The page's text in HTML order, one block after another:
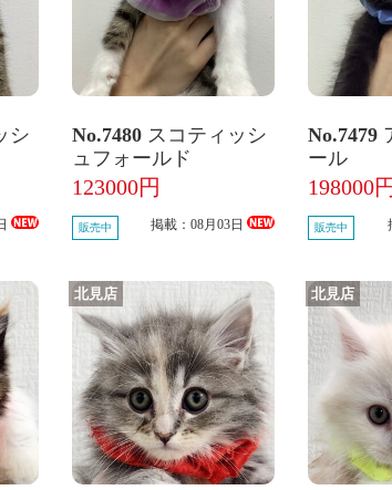
シ
No.7480 スコティッシ
ュフォールド
123000円
販売中 掲載：08月03日
No.7479
ール
198000円
販売中
北見店 北見店